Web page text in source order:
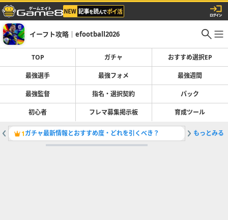
イーフト攻略｜efootball2026
TOP ガチャ おすすめ選択EP
最強選手 最強フォメ 最強週間
最強監督 指名・選択契約 パック
初心者 フレマ募集掲示板 育成ツール
1ガチャ最新情報とおすすめ度・どれを引くべき？ 2最強選
もっとみる